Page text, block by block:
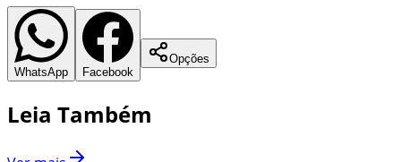
WhatsApp Facebook
Opções
Leia Também